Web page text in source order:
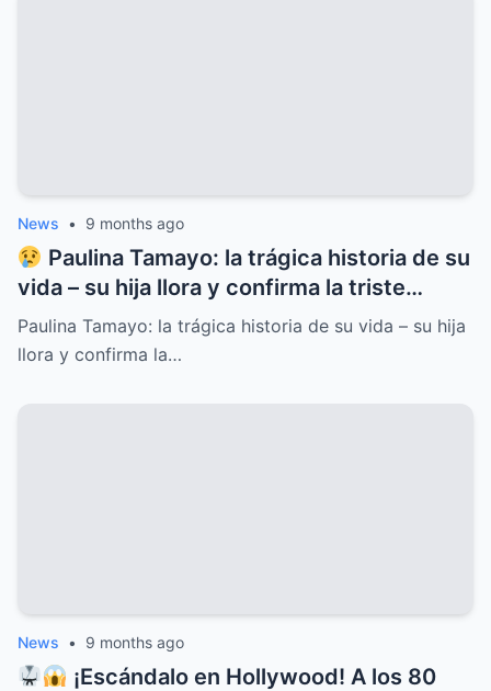
News • 9 months ago
Paulina Tamayo: la trágica historia de su
vida – su hija llora y confirma la triste
noticia
Paulina Tamayo: la trágica historia de su vida – su hija
llora y confirma la…
News • 9 months ago
¡Escándalo en Hollywood! A los 80